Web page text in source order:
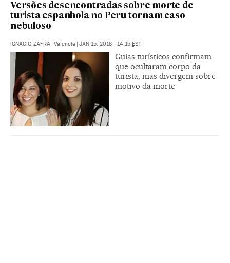
Versões desencontradas sobre morte de
turista espanhola no Peru tornam caso
nebuloso
IGNACIO ZAFRA Valencia JAN 15, 2018 - 14:15 EST
Guias turísticos confirmam
que ocultaram corpo da
turista, mas divergem sobre
motivo da morte